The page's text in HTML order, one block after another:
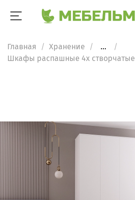
Главная Хранение
...
Шкафы распашные 4х створчатые